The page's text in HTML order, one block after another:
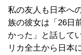
私の友人も日本へ
族の彼女は「26日
かった」と話して
リカ全土から日本